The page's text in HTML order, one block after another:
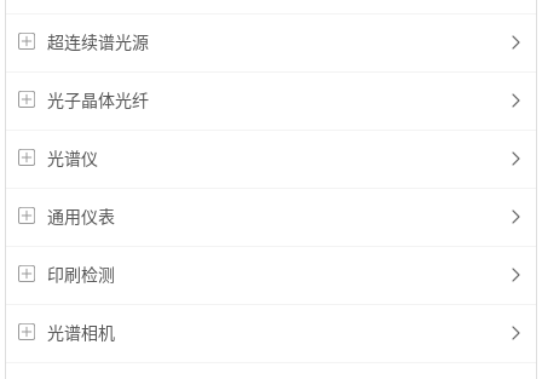
超连续谱光源
光子晶体光纤
光谱仪
通用仪表
印刷检测
光谱相机